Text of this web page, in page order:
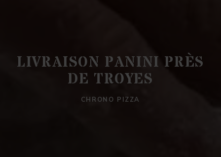
LIVRAISON PANINI PRÈS
DE TROYES
CHRONO PIZZA